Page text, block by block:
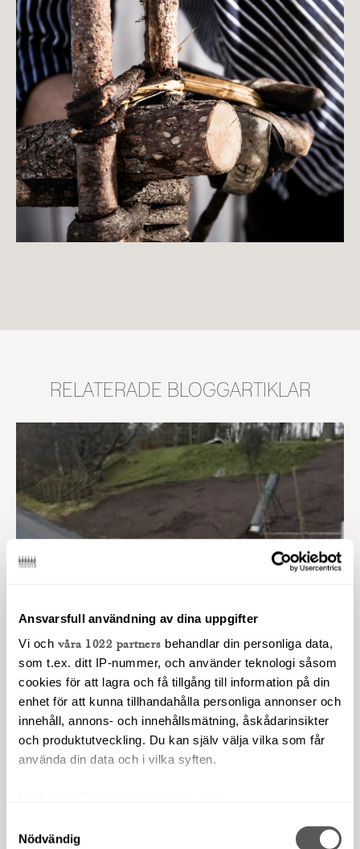
Ansvarsfull användning av dina uppgifter
Vi och våra 1022 partners behandlar din personliga data,
som t.ex. ditt IP-nummer, och använder teknologi såsom
cookies för att lagra och få tillgång till information på din
enhet för att kunna tillhandahålla personliga annonser och
innehåll, annons- och innehållsmätning, åskådarinsikter
och produktutveckling. Du kan själv välja vilka som får
använda din data och i vilka syften.
som kan ha en noggrannhet på upp till flera meter
Nödvändig
RELATERADE BLOGGARTIKLAR
GÄRDSGÅRD
LÄS ARTIKEL